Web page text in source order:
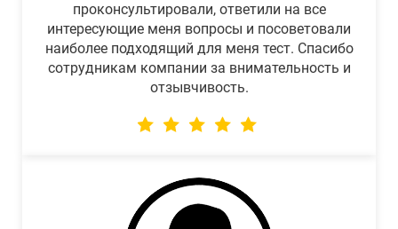
проконсультировали, ответили на все
интересующие меня вопросы и посоветовали
наиболее подходящий для меня тест. Спасибо
сотрудникам компании за внимательность и
отзывчивость.